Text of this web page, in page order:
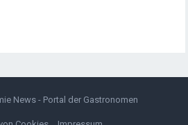
News - Portal der Gastronomen